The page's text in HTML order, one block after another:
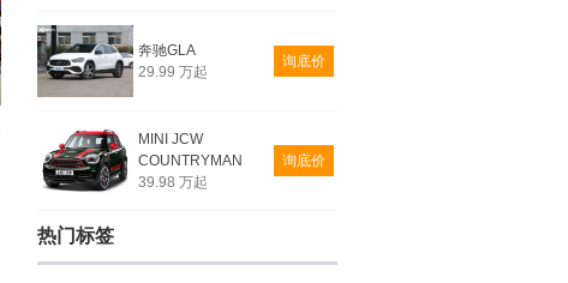
奔驰GLA
29.99 万起
询底价
MINI JCW
COUNTRYMAN
39.98 万起
询底价
热门标签